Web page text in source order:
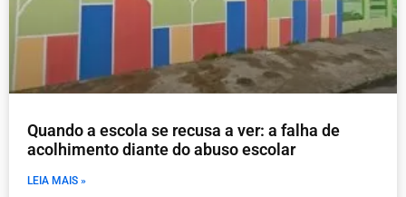
Quando a escola se recusa a ver: a falha de
acolhimento diante do abuso escolar
LEIA MAIS »